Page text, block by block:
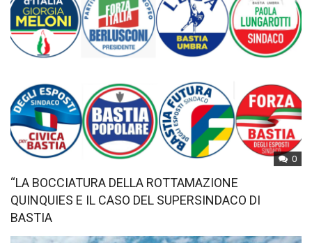
0
“LA BOCCIATURA DELLA ROTTAMAZIONE
QUINQUIES E IL CASO DEL SUPERSINDACO DI
BASTIA